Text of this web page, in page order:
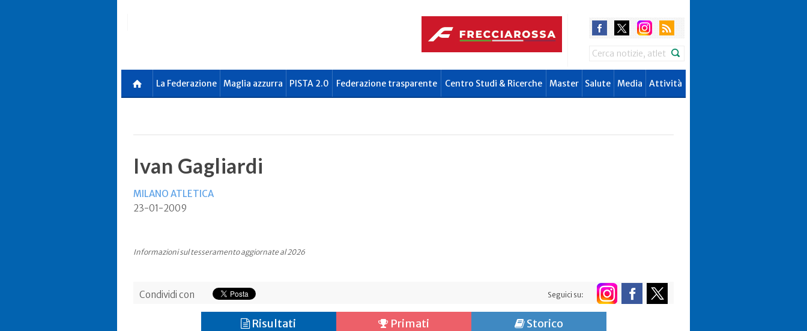
Search
La Federazione Maglia azzurra PISTA 2.0 Federazione trasparente Centro Studi & Ricerche Master Salute Media Attività
Ivan Gagliardi
MILANO ATLETICA
23-01-2009
Informazioni sul tesseramento aggiornate al 2026
Condividi con Seguici su:
Risultati Primati Storico